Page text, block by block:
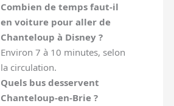
Combien de temps faut-il
en voiture pour aller de
Chanteloup à Disney ?
Environ 7 à 10 minutes, selon
la circulation.
Quels bus desservent
Chanteloup-en-Brie ?